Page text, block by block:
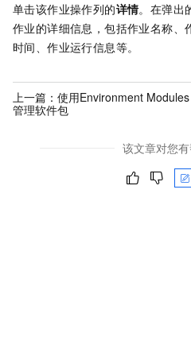
单击该作业操作列的详情。在弹出
作业的详细信息，包括作业名称、
时间、作业运行信息等。
上一篇： 使用Environment Modules
管理软件包
该文章对您有